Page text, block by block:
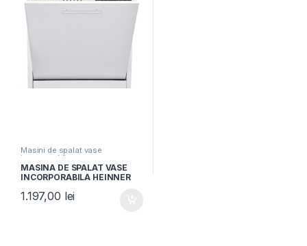
Masini de spalat vase
incorporabile
MASINA DE SPALAT VASE
INCORPORABILA HEINNER
Latime 60cm, 12 Seturi, 6
1.197,00 lei